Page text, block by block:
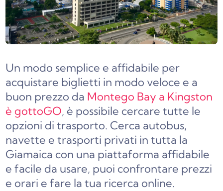
Un modo semplice e affidabile per
acquistare biglietti in modo veloce e a
buon prezzo da Montego Bay a Kingston
è gottoGO, è possibile cercare tutte le
opzioni di trasporto. Cerca autobus,
navette e trasporti privati in tutta la
Giamaica con una piattaforma affidabile
e facile da usare, puoi confrontare prezzi
e orari e fare la tua ricerca online.